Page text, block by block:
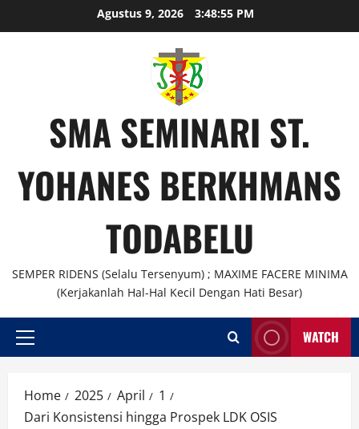
to
Agustus 9, 2026 3:48:56 PM
SMA SEMINARI ST.
YOHANES BERKHMANS
TODABELU
SEMPER RIDENS (Selalu Tersenyum) ; MAXIME FACERE MINIMA
(Kerjakanlah Hal-Hal Kecil Dengan Hati Besar)
Primary
WATCH
Home 2025 April
1
Dari Konsistensi hingga Prospek LDK OSIS